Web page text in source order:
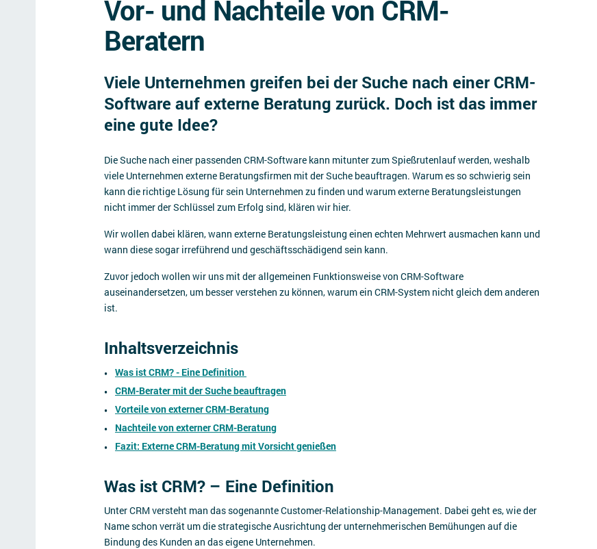
Vor- und Nachteile von CRM-
Beratern
Viele Unternehmen greifen bei der Suche nach einer CRM-
Software auf externe Beratung zurück. Doch ist das immer
eine gute Idee?
Die Suche nach einer passenden CRM-Software kann mitunter zum Spießrutenlauf werden, weshalb
viele Unternehmen externe Beratungsfirmen mit der Suche beauftragen. Warum es so schwierig sein
kann die richtige Lösung für sein Unternehmen zu finden und warum externe Beratungsleistungen
nicht immer der Schlüssel zum Erfolg sind, klären wir hier.
Wir wollen dabei klären, wann externe Beratungsleistung einen echten Mehrwert ausmachen kann und
wann diese sogar irreführend und geschäftsschädigend sein kann.
Zuvor jedoch wollen wir uns mit der allgemeinen Funktionsweise von CRM-Software
auseinandersetzen, um besser verstehen zu können, warum ein CRM-System nicht gleich dem anderen
ist.
Inhaltsverzeichnis
Was ist CRM? - Eine Definition
CRM-Berater mit der Suche beauftragen
Vorteile von externer CRM-Beratung
Nachteile von externer CRM-Beratung
Fazit: Externe CRM-Beratung mit Vorsicht genießen
Was ist CRM? – Eine Definition
Unter CRM versteht man das sogenannte Customer-Relationship-Management. Dabei geht es, wie der
Name schon verrät um die strategische Ausrichtung der unternehmerischen Bemühungen auf die
Bindung des Kunden an das eigene Unternehmen.